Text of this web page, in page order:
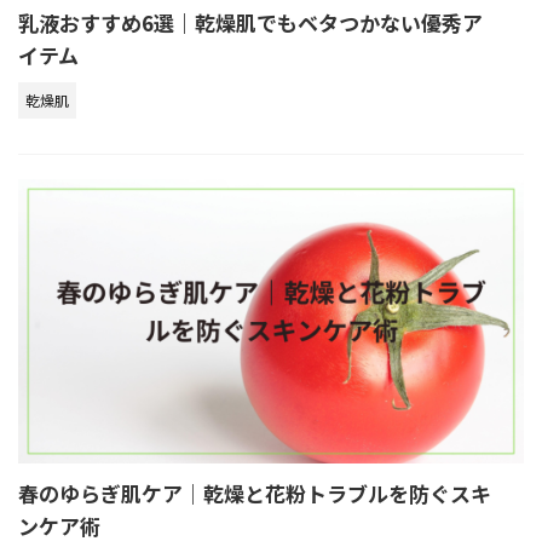
乳液おすすめ6選｜乾燥肌でもベタつかない優秀ア
イテム
乾燥肌
春のゆらぎ肌ケア｜乾燥と花粉トラブルを防ぐスキ
ンケア術